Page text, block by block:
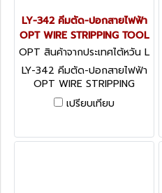
LY-342 คีมตัด-ปอกสายไฟฟ้า
OPT WIRE STRIPPING TOOL
OPT สินค้าจากประเทศไต้หวัน L
Y-342
LY-342 คีมตัด-ปอกสายไฟฟ้า
OPT WIRE STRIPPING
TOOL
เปรียบเทียบ